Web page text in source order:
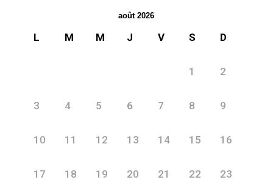
août 2026
L M M J V S D
1 2
3 4 5 6 7 8 9
10 11 12 13 14 15 16
17 18 19 20 21 22 23